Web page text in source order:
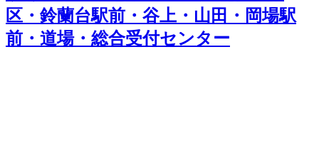
区・鈴蘭台駅前・谷上・山田・岡場駅
前・道場・総合受付センター